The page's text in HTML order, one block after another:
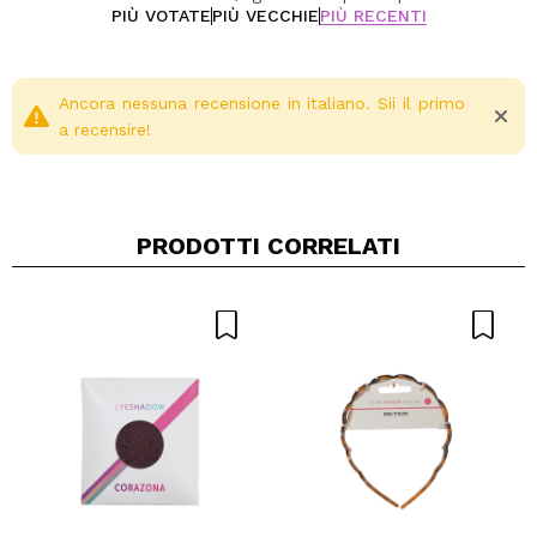
condizionare i capelli
Vegan.
Cruelty free.
PIÙ VOTATEPIÙ VECCHIEPIÙ RECENTI
Il tuo video potrebbe essere il primo. Immaginalo...
Consiglieresti questo acquisto? No
Ancora nessuna recensione in italiano. Sii il primo
a recensire!
PRODOTTI CORRELATI